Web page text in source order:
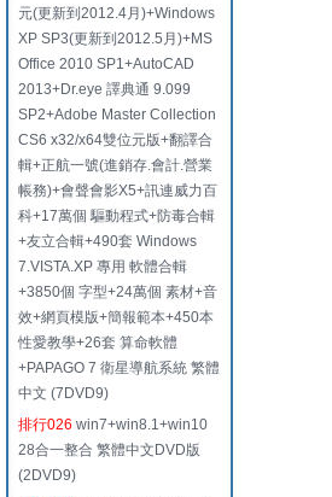
元(更新到2012.4月)+Windows
XP SP3(更新到2012.5月)+MS
Office 2010 SP1+AutoCAD
2013+Dr.eye 譯典通 9.099
SP2+Adobe Master Collection
CS6 x32/x64雙位元版+翻譯合
輯+正航一號(進銷存.會計.營業
帳務)+會聲會影X5+訊連威力百
科+17萬個 驅動程式+防毒合輯
+友立合輯+490套 Windows
7.VISTA.XP 專用 軟體合輯
+3850個 字型+24萬個 素材+音
效+網頁模版+簡報範本+450本
性愛教學+26套 算命軟體
+PAPAGO 7 衛星導航系統 繁體
中文 (7DVD9)
排行026 win7+win8.1+win10
28合一整合 繁體中文DVD版
(2DVD9)